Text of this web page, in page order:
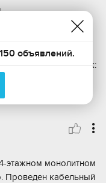
44.3 м2, Этаж:
этажном монолитном
Проведен кабельный
объявлений.